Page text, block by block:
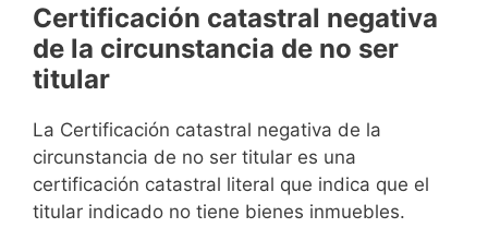
Certificación catastral negativa
de la circunstancia de no ser
titular
La Certificación catastral negativa de la
circunstancia de no ser titular es una
certificación catastral literal que indica que el
titular indicado no tiene bienes inmuebles.